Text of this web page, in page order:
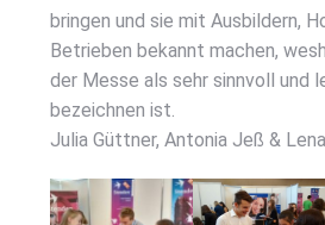
brin­gen und sie mit Aus­bil­dern,
Betrie­ben bekannt machen,
der Mes­se als sehr sinn­voll und
bezeich­nen ist.
Julia Gütt­ner, Anto­nia Jeß &